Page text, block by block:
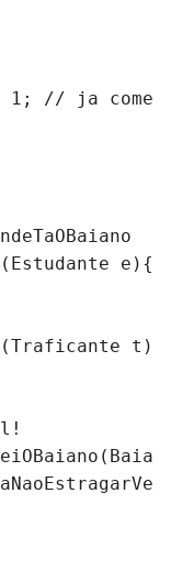
// ja
e){
t){